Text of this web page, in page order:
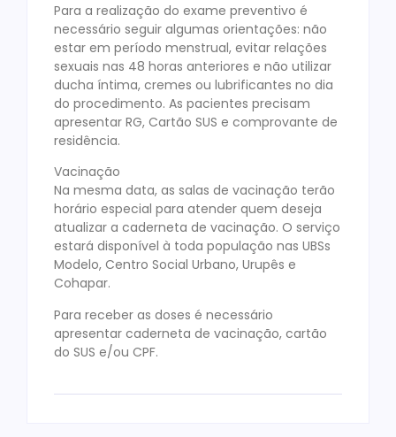
Para a realização do exame preventivo é
necessário seguir algumas orientações: não
estar em período menstrual, evitar relações
sexuais nas 48 horas anteriores e não utilizar
ducha íntima, cremes ou lubrificantes no dia
do procedimento. As pacientes precisam
apresentar RG, Cartão SUS e comprovante de
residência.
Vacinação
Na mesma data, as salas de vacinação terão
horário especial para atender quem deseja
atualizar a caderneta de vacinação. O serviço
estará disponível à toda população nas UBSs
Modelo, Centro Social Urbano, Urupês e
Cohapar.
Para receber as doses é necessário
apresentar caderneta de vacinação, cartão
do SUS e/ou CPF.